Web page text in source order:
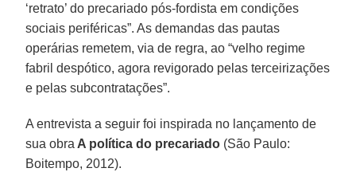
‘retrato’ do precariado pós-fordista em condições
sociais periféricas”. As demandas das pautas
operárias remetem, via de regra, ao “velho regime
fabril despótico, agora revigorado pelas terceirizações
e pelas subcontratações”.
A entrevista a seguir foi inspirada no lançamento de
sua obra A política do precariado (São Paulo:
Boitempo, 2012).